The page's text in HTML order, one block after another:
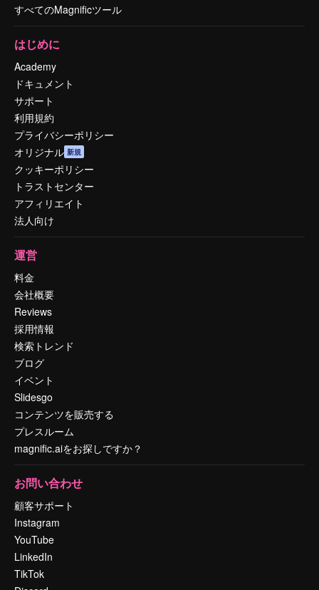
すべてのMagnificツール
はじめに
Academy
ドキュメント
サポート
利用規約
プライバシーポリシー
オリジナル 新規
クッキーポリシー
トラストセンター
アフィリエイト
法人向け
運営
料金
会社概要
Reviews
採用情報
検索トレンド
ブログ
イベント
Slidesgo
コンテンツを販売する
プレスルーム
magnific.aiをお探しですか？
お問い合わせ
顧客サポート
Instagram
YouTube
LinkedIn
TikTok